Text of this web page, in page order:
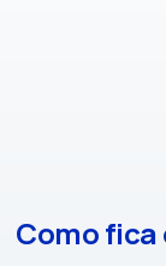
Como fica